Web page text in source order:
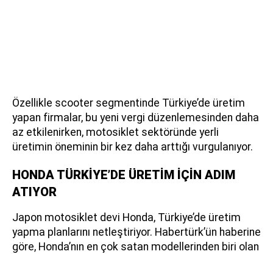
Özellikle scooter segmentinde Türkiye’de üretim
yapan firmalar, bu yeni vergi düzenlemesinden daha
az etkilenirken, motosiklet sektöründe yerli
üretimin öneminin bir kez daha arttığı vurgulanıyor.
HONDA TÜRKİYE’DE ÜRETİM İÇİN ADIM
ATIYOR
Japon motosiklet devi Honda, Türkiye’de üretim
yapma planlarını netleştiriyor. Habertürk’ün haberine
göre, Honda’nın en çok satan modellerinden biri olan